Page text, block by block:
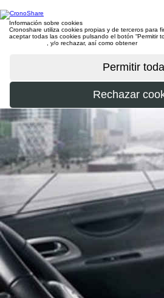
Información sobre cookies
Cronoshare utiliza cookies propias y de terceros para
aceptar todas las cookies pulsando el botón “Permitir
, y/o rechazar, así como obtener